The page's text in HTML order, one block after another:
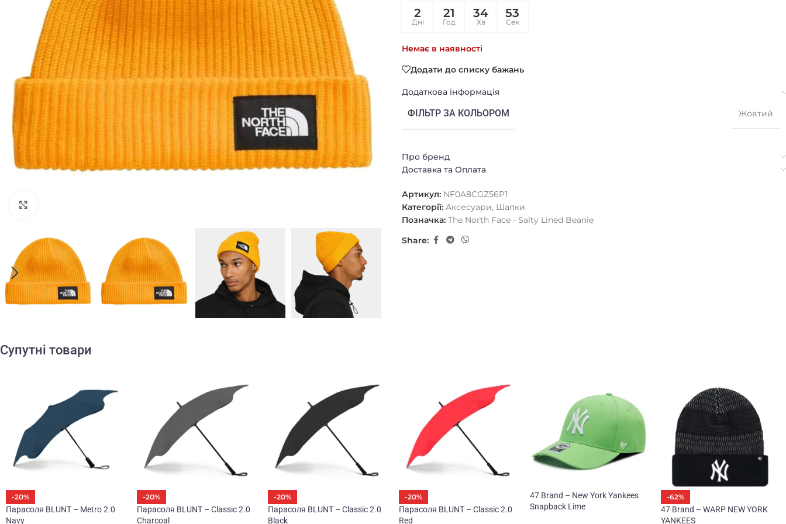
2
Дні
21
Год
34
Хв
52
Сек
Немає в наявності
Додати до списку бажань
Додаткова інформація
ФІЛЬТР ЗА КОЛЬОРОМ Жовтий
Про бренд
Доставка та Оплата
Артикул: NF0A8CGZ56P1
Категорії: Аксесуари, Шапки
Позначка: The North Face - Salty Lined Beanie
Share:
Супутні товари
-20%
Парасоля BLUNT – Metro 2.0
Navy
-20%
Парасоля BLUNT – Classic 2.0
Charcoal
-20%
Парасоля BLUNT – Classic 2.0
Black
-20%
Парасоля BLUNT – Classic 2.0
Red
47 Brand – New York Yankees
Snapback Lime
-62%
47 Brand – WARP NEW YORK
YANKEES